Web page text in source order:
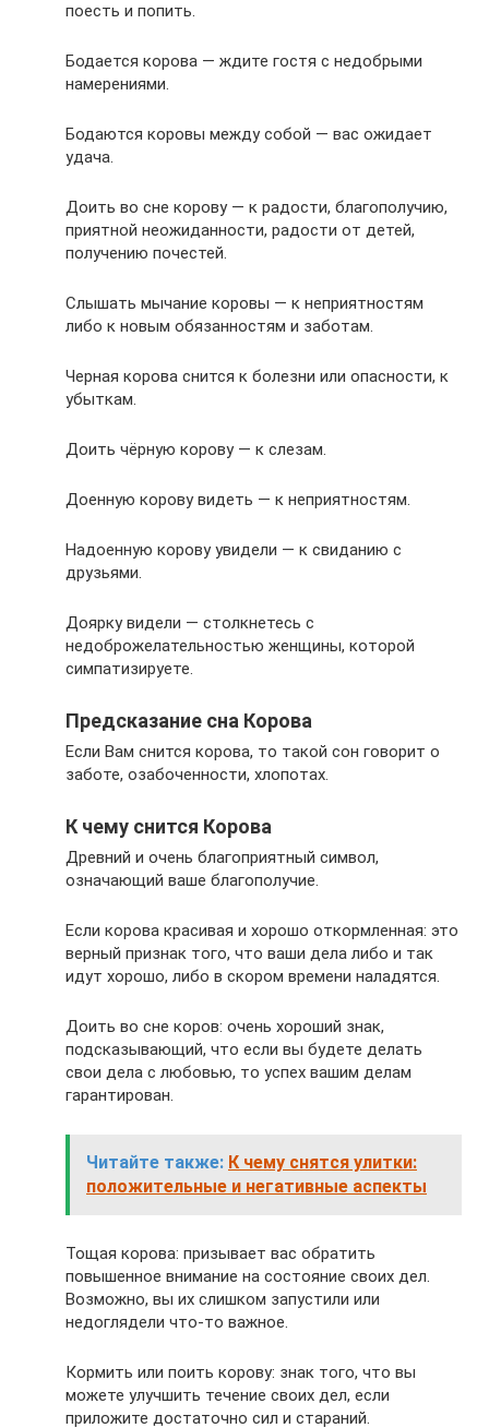
поесть и попить.
Бодается корова — ждите гостя с недобрыми
намерениями.
Бодаются коровы между собой — вас ожидает
удача.
Доить во сне корову — к радости, благополучию,
приятной неожиданности, радости от детей,
получению почестей.
Слышать мычание коровы — к неприятностям
либо к новым обязанностям и заботам.
Черная корова снится к болезни или опасности, к
убыткам.
Доить чёрную корову — к слезам.
Доенную корову видеть — к неприятностям.
Надоенную корову увидели — к свиданию с
друзьями.
Доярку видели — столкнетесь с
недоброжелательностью женщины, которой
симпатизируете.
Предсказание сна Корова
Если Вам снится корова, то такой сон говорит о
заботе, озабоченности, хлопотах.
К чему снится Корова
Древний и очень благоприятный символ,
означающий ваше благополучие.
Если корова красивая и хорошо откормленная: это
верный признак того, что ваши дела либо и так
идут хорошо, либо в скором времени наладятся.
Доить во сне коров: очень хороший знак,
подсказывающий, что если вы будете делать
свои дела с любовью, то успех вашим делам
гарантирован.
Читайте также: К чему снятся улитки:
положительные и негативные аспекты
Тощая корова: призывает вас обратить
повышенное внимание на состояние своих дел.
Возможно, вы их слишком запустили или
недоглядели что-то важное.
Кормить или поить корову: знак того, что вы
можете улучшить течение своих дел, если
приложите достаточно сил и стараний.